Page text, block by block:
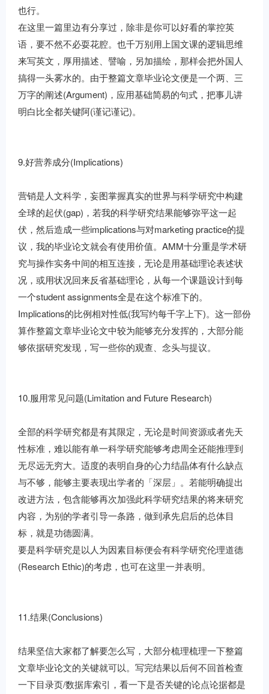
也行。
在这里一篇里边有分享过，除非是你可以好看的掌控英
语，要不然不必耍花腔。也千万别用上国文课的逻辑思维
来写英文，厚用描述、譬喻，另加描绘，那样会把外国人
搞得一头雾水的。由于整篇文章毕业论文便是一个两、三
万字的阐述(Argument)，应用基础简易的句式，把事儿讲
明白比全都关键阿(谨记谨记)。
9.好营养成分(Implications)
营销是人文科学，妄图掌握真实的世界与科学研究中构建
全球的起伏(gap)，若我的科学研究结果能够弥平这一起
伏，然后造成一些implications与对marketing practice的提
议，我的毕业论文就会有使用价值。AMM十分重是学术研
究与操作实务中间的相互连接，无论是用基础理论表述状
况，或用状况回来反省基础理论，从每一个课题设计到每
一个student assignments全是在这个标准下的。
Implications的比例相对性低(我写约每千字上下)。这一部份
算作整篇文章毕业论文中较为能够充分发挥的，大部分能
够依据研究发现，写一些你的观查、念头与提议。
10.服用常见问题(Limitation and Future Research)
全部的科学研究都是有其限定，无论是时间资源或者先天
性标准，难以能有单一科学研究能够考虑周全还能推理到
无尽远无穷大。适度的表明自身的心力结晶体有什么缺点
与不够，能够主要表现出学者的「深层」。若能明确提出
改进方法，包含能够再次加强此科学研究结果的将来研究
内容，为别的学者引导一条路，做到承先启后的总体目
标，就是功德圆满。
要是科学研究是以人为因素目标便会有科学研究伦理道德
(Research Ethic)的考虑，也可在这里一并表明。
11.结果(Conclusions)
结果坚信大家都了解要怎么写，大部分梳理梳理一下整篇
文章毕业论文的关键就可以。写完结果以后何不回首检查
一下目录页/数据库索引，看一下是否关键的论点论据都是